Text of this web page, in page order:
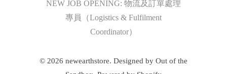
NEW JOB OPENING: 物流及訂單處理
專員（Logistics & Fulfilment
Coordinator）
© 2026 newearthstore. Designed by Out of the